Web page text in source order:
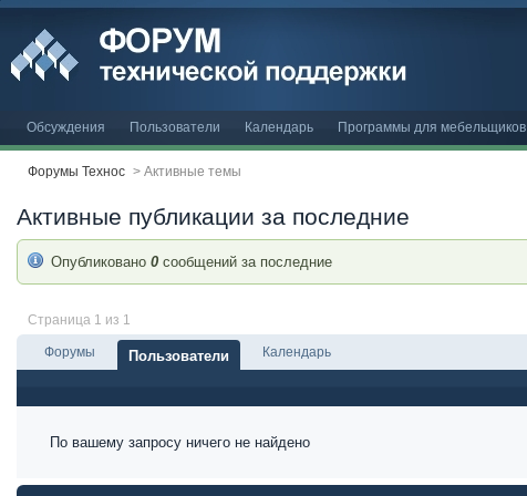
Обсуждения Пользователи Календарь Программы для мебельщиков
Форумы Технос > Активные темы
Активные публикации за последние
Опубликовано 0 сообщений за последние
Страница 1 из 1
Форумы Пользователи Календарь
По вашему запросу ничего не найдено